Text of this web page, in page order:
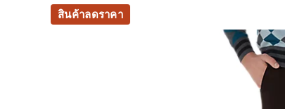
สินค้าลดราคา